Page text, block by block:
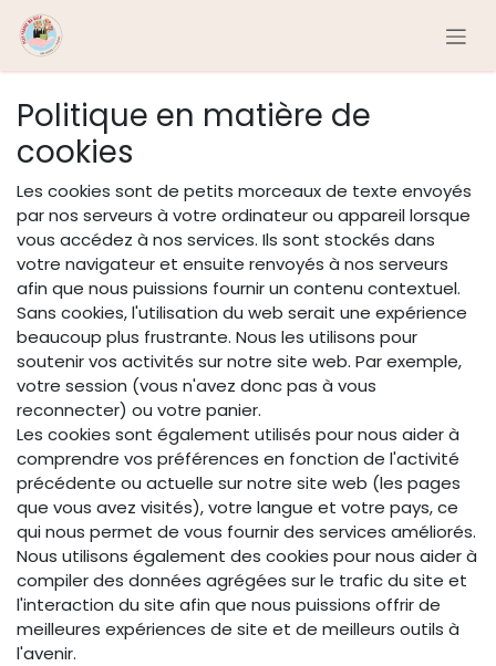
Se rendre au contenu
Politique en matière de
cookies
Les cookies sont de petits morceaux de texte envoyés
par nos serveurs à votre ordinateur ou appareil lorsque
vous accédez à nos services. Ils sont stockés dans
votre navigateur et ensuite renvoyés à nos serveurs
afin que nous puissions fournir un contenu contextuel.
Sans cookies, l'utilisation du web serait une expérience
beaucoup plus frustrante. Nous les utilisons pour
soutenir vos activités sur notre site web. Par exemple,
votre session (vous n'avez donc pas à vous
reconnecter) ou votre panier.
Les cookies sont également utilisés pour nous aider à
comprendre vos préférences en fonction de l'activité
précédente ou actuelle sur notre site web (les pages
que vous avez visités), votre langue et votre pays, ce
qui nous permet de vous fournir des services améliorés.
Nous utilisons également des cookies pour nous aider à
compiler des données agrégées sur le trafic du site et
l'interaction du site afin que nous puissions offrir de
meilleures expériences de site et de meilleurs outils à
l'avenir.